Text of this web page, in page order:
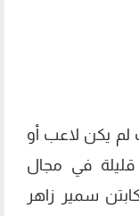
لم يكن لاعب أو
في مجال
سمير زاهر